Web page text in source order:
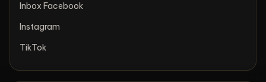
Inbox Facebook
Instagram
TikTok